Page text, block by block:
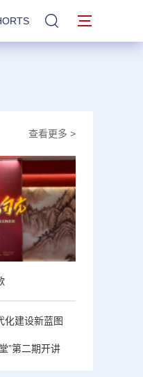
站内搜索
查看更多 >
化建设新蓝图
”第二期开讲